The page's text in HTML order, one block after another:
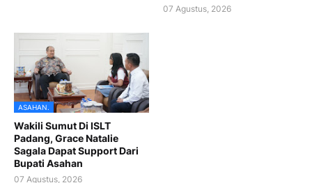
07 Agustus, 2026
ASAHAN.
Wakili Sumut Di ISLT
Padang, Grace Natalie
Sagala Dapat Support Dari
Bupati Asahan
07 Agustus, 2026